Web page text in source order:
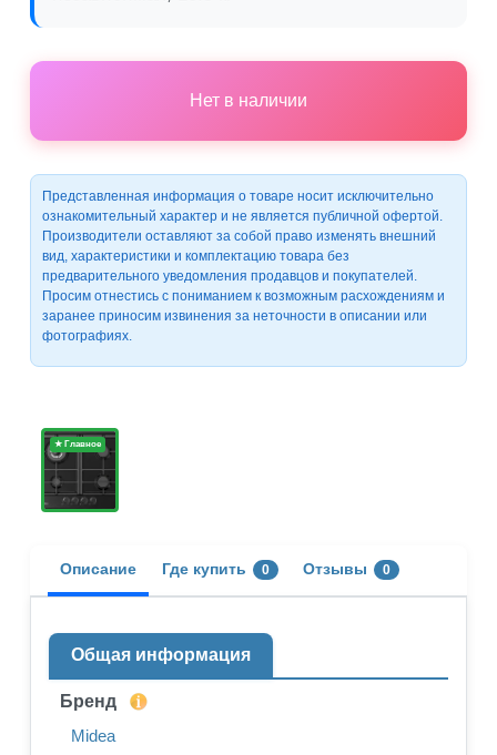
Нет в наличии
Представленная информация о товаре носит исключительно
ознакомительный характер и не является публичной офертой.
Производители оставляют за собой право изменять внешний
вид, характеристики и комплектацию товара без
предварительного уведомления продавцов и покупателей.
Просим отнестись с пониманием к возможным расхождениям и
заранее приносим извинения за неточности в описании или
фотографиях.
★ Главное
Описание Где купить 0 Отзывы 0
Общая информация
Бренд
Midea